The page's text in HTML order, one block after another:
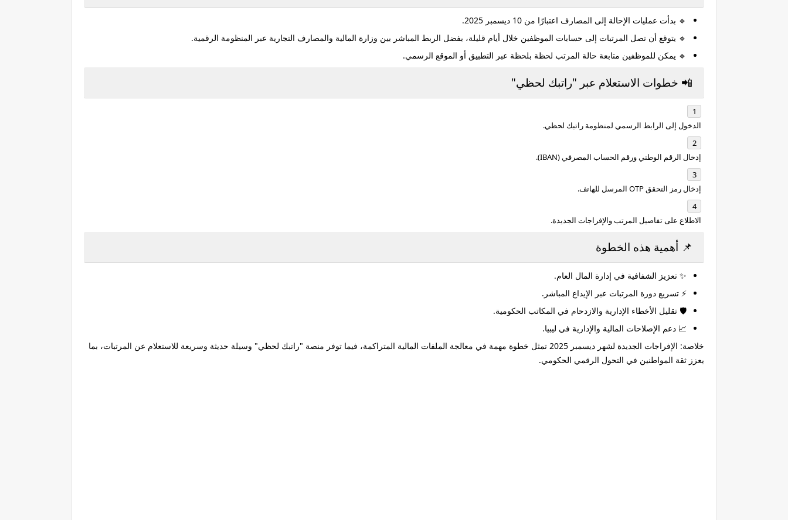
🔹 بدأت عمليات الإحالة إلى المصارف اعتبارًا من 10 ديسمبر 2025
.
🔹 يتوقع أن تصل المرتبات إلى حسابات الموظفين خلال أيام قليلة، بفضل الربط المباشر بين وزارة المالية والمصارف التجارية عبر المنظومة الرقمية.
🔹 يمكن للموظفين متابعة حالة المرتب لحظة بلحظة عبر التطبيق أو الموقع الرسمي.
📲 خطوات الاستعلام عبر "راتبك لحظي"
الدخول إلى الرابط الرسمي لمنظومة راتبك لحظي.
إدخال الرقم الوطني ورقم الحساب المصرفي (IBAN).
إدخال رمز التحقق OTP المرسل للهاتف.
الاطلاع على تفاصيل المرتب والإفراجات الجديدة.
📌 أهمية هذه الخطوة
✨ تعزيز الشفافية في إدارة المال العام.
⚡ تسريع دورة المرتبات عبر الإيداع المباشر.
🛡️ تقليل الأخطاء الإدارية والازدحام في المكاتب الحكومية.
📈 دعم الإصلاحات المالية والإدارية في ليبيا.
خلاصة:
الإفراجات الجديدة لشهر ديسمبر 2025 تمثل خطوة مهمة في معالجة الملفات المالية المتراكمة، فيما توفر منصة "راتبك لحظي" وسيلة حديثة وسريعة للاستعلام عن المرتبات، بما
يعزز ثقة المواطنين في التحول الرقمي الحكومي.